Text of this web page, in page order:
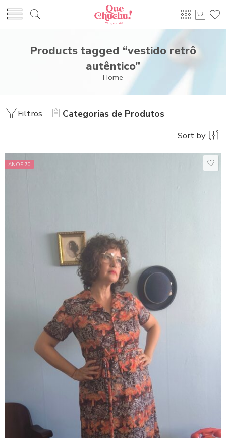
Products tagged “vestido retrô
autêntico”
Home
Filtros Categorias de Produtos
Sort by
ANOS 70